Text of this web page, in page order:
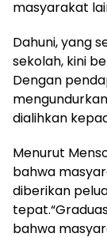
masyarakat
Dahuni, yang
sekolah, kini
Dengan
dialihkan
Menurut
bahwa
diberikan
bahwa